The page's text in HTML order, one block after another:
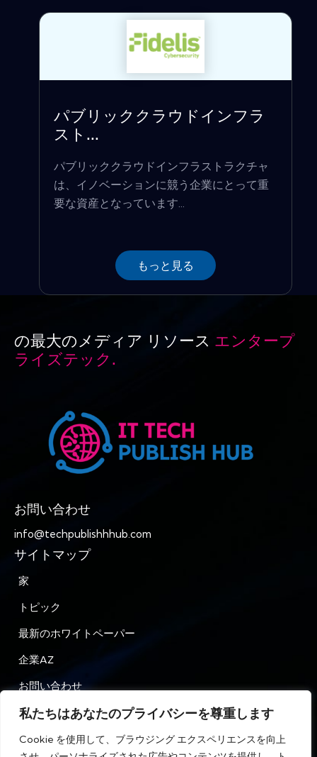
私たちはあなたのプライバシーを尊重します
Cookie を使用して、ブラウジング エクスペリエンスを向上
パブリッククラウドインフラ
スト...
パブリッククラウドインフラストラクチャ
は、イノベーションに競う企業にとって重
要な資産となっています...
もっと見る
の最大のメディア リソース エンタープ
ライズテック.
お問い合わせ
info@techpublishhhub.com
サイトマップ
家
トピック
最新のホワイトペーパー
企業AZ
お問い合わせ
プライバシー
利用規約